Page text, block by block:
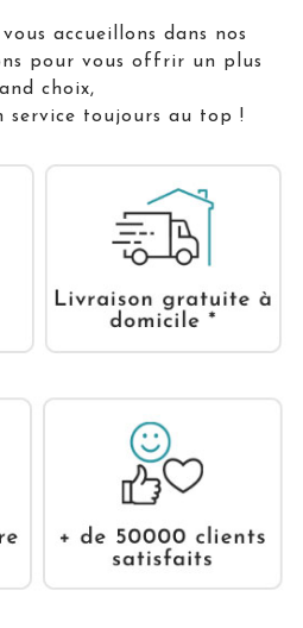
accueillons dans nos
pour vous offrir un plus
choix,
service toujours au top !